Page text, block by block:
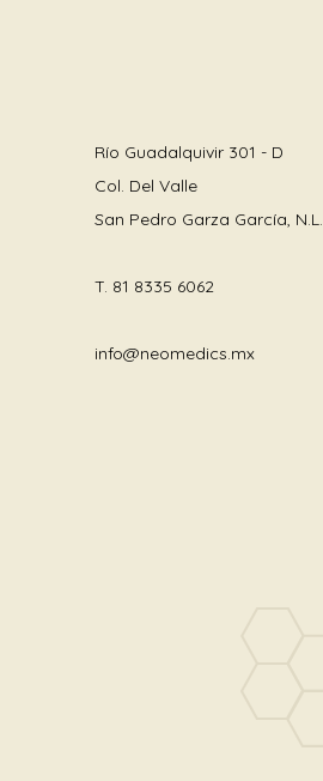
Río Guadalquivir 301 - D
Col. Del Valle
San Pedro Garza García, N.L.
T. 81 8335 6062
info@neomedics.mx